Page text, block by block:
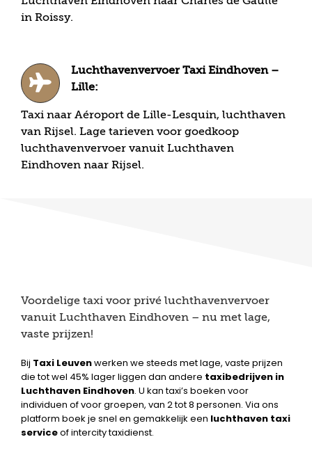
in Roissy.
Luchthavenvervoer Taxi Eindhoven –
Lille:
Taxi naar Aéroport de Lille-Lesquin, luchthaven
van Rijsel. Lage tarieven voor goedkoop
luchthavenvervoer vanuit Luchthaven
Eindhoven naar Rijsel.
Voordelige taxi voor privé luchthavenvervoer
vanuit Luchthaven Eindhoven – nu met lage,
vaste prijzen!
Bij Taxi Leuvenwerken we steeds met lage, vaste prijzen
die tot wel 45% lager liggen dan andere taxibedrijven in
Luchthaven Eindhoven. U kan taxi’s boeken voor
individuen of voor groepen, van 2 tot 8 personen. Via ons
platform boek je snel en gemakkelijk een luchthaven taxi
serviceof intercity taxidienst.